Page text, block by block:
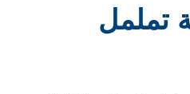
تململ